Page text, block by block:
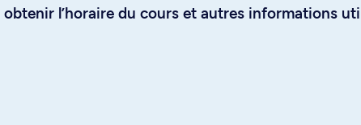
l’horaire du cours et autres informations